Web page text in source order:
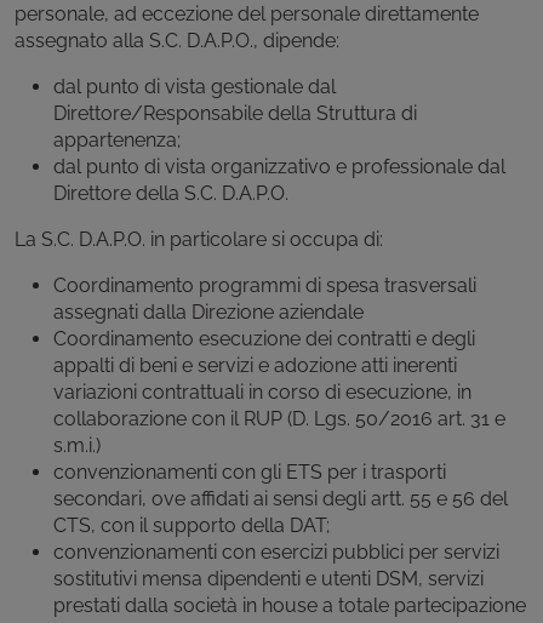
personale, ad eccezione del personale direttamente
assegnato alla S.C. D.A.P.O., dipende:
dal punto di vista gestionale dal
Direttore/Responsabile della Struttura di
appartenenza;
dal punto di vista organizzativo e professionale dal
Direttore della S.C. D.A.P.O.
La S.C. D.A.P.O. in particolare si occupa di:
Coordinamento programmi di spesa trasversali
assegnati dalla Direzione aziendale
Coordinamento esecuzione dei contratti e degli
appalti di beni e servizi e adozione atti inerenti
variazioni contrattuali in corso di esecuzione, in
collaborazione con il RUP (D. Lgs. 50/2016 art. 31 e
s.m.i.)
convenzionamenti con gli ETS per i trasporti
secondari, ove affidati ai sensi degli artt. 55 e 56 del
CTS, con il supporto della DAT;
convenzionamenti con esercizi pubblici per servizi
sostitutivi mensa dipendenti e utenti DSM, servizi
prestati dalla società in house a totale partecipazione